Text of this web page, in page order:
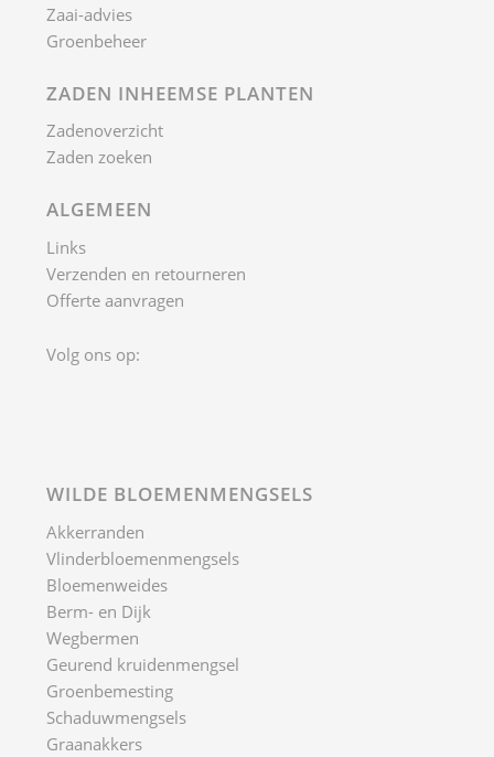
Zaai-advies
Groenbeheer
ZADEN INHEEMSE PLANTEN
Zadenoverzicht
Zaden zoeken
ALGEMEEN
Links
Verzenden en retourneren
Offerte aanvragen
Volg ons op:
WILDE BLOEMENMENGSELS
Akkerranden
Vlinderbloemenmengsels
Bloemenweides
Berm- en Dijk
Wegbermen
Geurend kruidenmengsel
Groenbemesting
Schaduwmengsels
Graanakkers